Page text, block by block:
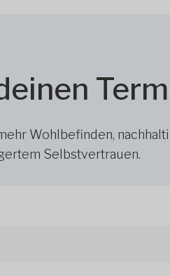
Wohlbefinden,
Selbstvertrauen.